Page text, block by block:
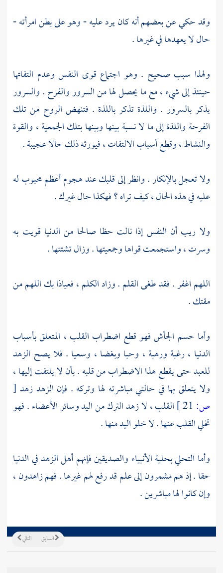
وقد حكي عن بعضهم أنه كان يرد عليه - وهو على بطن امرأته -
حال لا يعهدها في غيرها .
ولهذا سبب صحيح . وهو اجتماع قوى النفس وعدم التفاتها
حينئذ إلى شيء ، مع ما يحصل لها من السرور والفرح . والسرور
يذكر بالسرور . واللذة تذكر باللذة . فتنهض الروح من تلك
الفرحة واللذة إلى ما لا نسبة بينها وبينها بتلك الجمعية ، والقوة
والنشاط ، وقطع أسباب الالتفات ، فيورثه ذلك حالا عجيبة .
ولا تعجل بالإنكار . وانظر إلى قلبك عند هجوم أعظم محبوب له
عليه في هذه الحال ، كيف تراه ؟ فهكذا حال غيرك .
ولا ريب أن النفس إذا نالت حظا صالحا من الدنيا قويت به
وسرت ، واستجمعت قواها وجمعيتها . وزال تشتتها .
اللهم اغفر . فقد طغى القلم . وزاد الكلم ، فعياذا بك اللهم من
مقتك .
وأما حسم الجأش فهو قطع اضطراب القلب ، المتعلق بأسباب
الدنيا ، رغبة ورهبة ، وحبا وبغضا ، وسعيا . فلا يصح الزهد
للعبد حتى يقطع هذا الاضطراب من قلبه . بأن لا يلتفت إليها ،
ولا يتعلق بها في حالتي مباشرته لها وتركه . فإن الزهد زهد [
ص:
القلب ، لا زهد الترك من اليد وسائر الأعضاء . فهو
تخلي القلب عنها . لا خلو اليد منها .
وأما التحلي بحلية الأنبياء والصديقين فإنهم أهل الزهد في الدنيا
حقا . إذ هم مشمرون إلى علم قد رفع لهم غيرها . فهم زاهدون ،
وإن كانوا لها مباشرين .
التالي السابق